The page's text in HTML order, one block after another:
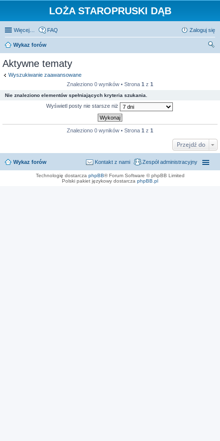
LOŻA STAROPRUSKI DĄB
Więcej… FAQ Zaloguj się
Wykaz forów
Aktywne tematy
Wyszukiwanie zaawansowane
Znaleziono 0 wyników • Strona 1 z 1
Nie znaleziono elementów spełniających kryteria szukania.
Wyświetl posty nie starsze niż
Znaleziono 0 wyników • Strona 1 z 1
Przejdź do
Wykaz forów Zespół administracyjny
Kontakt z nami
Technologię dostarcza phpBB® Forum Software © phpBB Limited
Polski pakiet językowy dostarcza phpBB.pl